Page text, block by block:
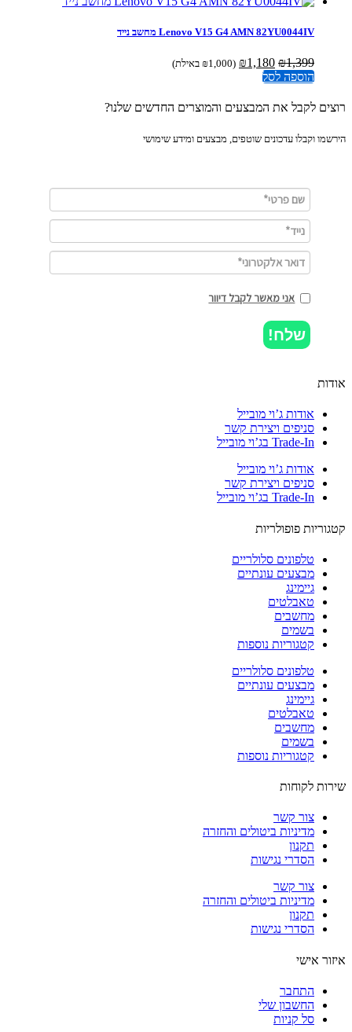
Lenovo V15 G4 AMN 82YU0044IV מחשב נייד
₪1,399
המחיר
המקורי
₪1,399.
₪1,180 המחיר
₪1,180.
(
₪1,000 באילת)
הוספה לסל
לקבל את המבצעים והמוצרים החדשים שלנו?
וקבלו עדכונים שוטפים, מבצעים ומידע שימושי
אני מאשר לקבל דיוור
שלח!
אודות ג’וי מובייל
סניפים ויצירת קשר
Trade-In בג’וי מובייל
אודות ג’וי מובייל
סניפים ויצירת קשר
Trade-In בג’וי מובייל
פופולריות
טלפונים סלולריים
מבצעים עונתיים
גיימינג
טאבלטים
מחשבים
בשמים
קטגוריות נוספות
טלפונים סלולריים
מבצעים עונתיים
גיימינג
טאבלטים
מחשבים
בשמים
קטגוריות נוספות
לקוחות
צור קשר
מדיניות ביטולים והחזרה
תקנון
הסדרי נגישות
צור קשר
מדיניות ביטולים והחזרה
תקנון
הסדרי נגישות
אישי
התחבר
החשבון שלי
סל קניות